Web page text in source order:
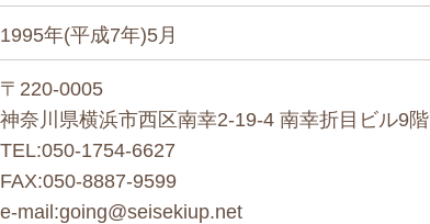
1995年(平成7年)5月
〒220-0005
神奈川県横浜市西区南幸2-19-4 南幸折目ビル9階
TEL:050-1754-6627
FAX:050-8887-9599
e-mail:going@seisekiup.net